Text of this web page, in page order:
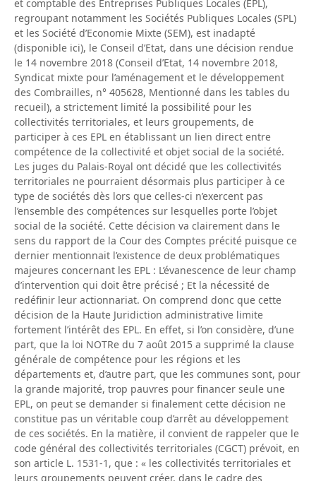
et comptable des Entreprises Publiques Locales (EPL),
regroupant notamment les Sociétés Publiques Locales (SPL)
et les Société d’Economie Mixte (SEM), est inadapté
(disponible ici), le Conseil d’Etat, dans une décision rendue
le 14 novembre 2018 (Conseil d’Etat, 14 novembre 2018,
Syndicat mixte pour l’aménagement et le développement
des Combrailles, n° 405628, Mentionné dans les tables du
recueil), a strictement limité la possibilité pour les
collectivités territoriales, et leurs groupements, de
participer à ces EPL en établissant un lien direct entre
compétence de la collectivité et objet social de la société.
Les juges du Palais-Royal ont décidé que les collectivités
territoriales ne pourraient désormais plus participer à ce
type de sociétés dès lors que celles-ci n’exercent pas
l’ensemble des compétences sur lesquelles porte l’objet
social de la société. Cette décision va clairement dans le
sens du rapport de la Cour des Comptes précité puisque ce
dernier mentionnait l’existence de deux problématiques
majeures concernant les EPL : L’évanescence de leur champ
d’intervention qui doit être précisé ; Et la nécessité de
redéfinir leur actionnariat. On comprend donc que cette
décision de la Haute Juridiction administrative limite
fortement l’intérêt des EPL. En effet, si l’on considère, d’une
part, que la loi NOTRe du 7 août 2015 a supprimé la clause
générale de compétence pour les régions et les
départements et, d’autre part, que les communes sont, pour
la grande majorité, trop pauvres pour financer seule une
EPL, on peut se demander si finalement cette décision ne
constitue pas un véritable coup d’arrêt au développement
de ces sociétés. En la matière, il convient de rappeler que le
code général des collectivités territoriales (CGCT) prévoit, en
son article L. 1531-1, que : « les collectivités territoriales et
leurs groupements peuvent créer, dans le cadre des